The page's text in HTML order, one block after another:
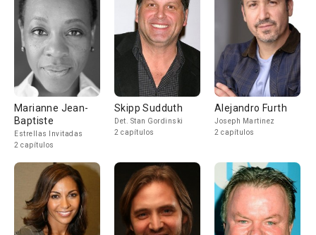
Marianne Jean-
Baptiste
Estrellas Invitadas
2 capítulos
Skipp Sudduth
Det. Stan Gordinski
2 capítulos
Alejandro Furth
Joseph Martinez
2 capítulos